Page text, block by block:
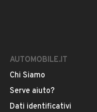
AUTOMOBILE.IT
Chi Siamo
Serve aiuto?
Dati identificativi